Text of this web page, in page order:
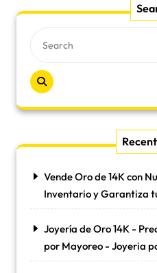
Vende Oro de 14K con
Inventario y Garantiza
Joyería de Oro 14K -
por Mayoreo - Joyeria